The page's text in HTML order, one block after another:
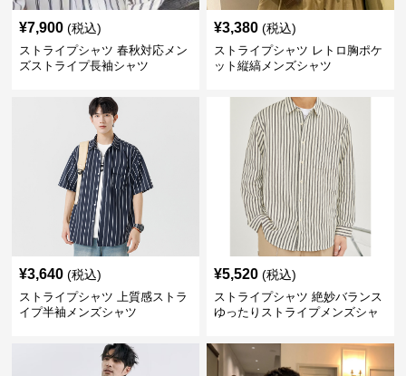
¥7,900 (税込)
ストライプシャツ 春秋対応メン
ズストライプ長袖シャツ
¥3,380 (税込)
ストライプシャツ レトロ胸ポケ
ット縦縞メンズシャツ
¥3,640 (税込)
ストライプシャツ 上質感ストラ
イプ半袖メンズシャツ
¥5,520 (税込)
ストライプシャツ 絶妙バランス
ゆったりストライプメンズシャ